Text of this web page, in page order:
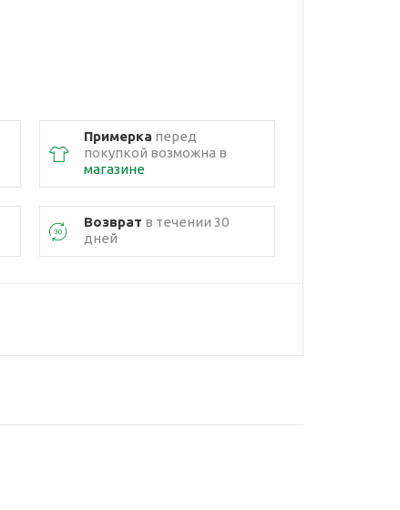
Примерка перед
покупкой возможна в
магазине
Возврат в течении 30
дней